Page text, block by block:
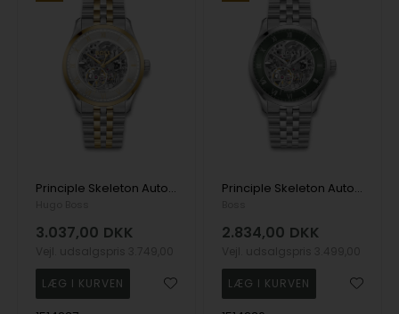
Principle Skeleton Automatik Herre m/rem
3.037,00 DKK
Principle Skeleton Automatik Herre m/rem
2.834,00 DKK